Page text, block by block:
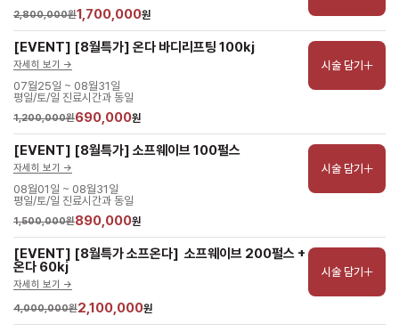
2,800,000원1,700,000원
[EVENT] [8월특가] 온다 바디리프팅 100kj
자세히 보기 ->
07월25일 ~ 08월31일
평일/토/일 진료시간과 동일
1,200,000원690,000원
시술 담기
[EVENT] [8월특가] 소프웨이브 100펄스
자세히 보기 ->
08월01일 ~ 08월31일
평일/토/일 진료시간과 동일
1,500,000원890,000원
시술 담기
[EVENT] [8월특가 소프온다]  소프웨이브 200펄스 +
온다 60kj
자세히 보기 ->
4,000,000원2,100,000원
시술 담기